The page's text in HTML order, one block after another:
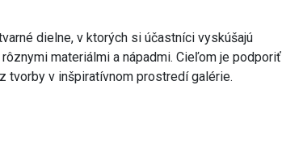
dielne, v ktorých si účastníci vyskúšajú
materiálmi a nápadmi. Cieľom je podporiť
tvorby v inšpiratívnom prostredí galérie.